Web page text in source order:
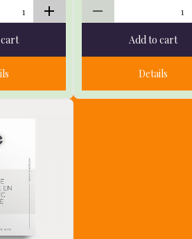
Add to cart
Details